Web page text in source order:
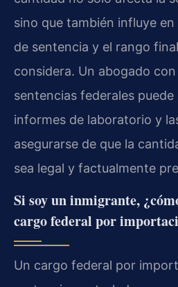
sino que también influye en
de sentencia y el rango
considera. Un abogado
sentencias federales puede
informes de laboratorio y
asegurarse de que la
sea legal y factualmente
Si soy un inmigrante,
cargo federal por
Un cargo federal por